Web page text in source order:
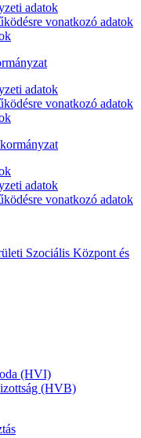
adatok
vonatkozó adatok
adatok
vonatkozó adatok
adatok
vonatkozó adatok
Szociális Központ és
(HVI)
(HVB)